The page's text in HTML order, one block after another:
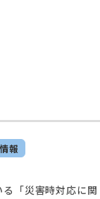
報
「災害時対応に関